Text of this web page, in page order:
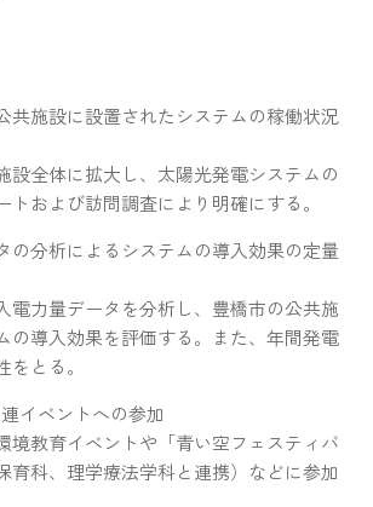
施設に設置されたシステムの稼働状況
設全体に拡大し、太陽光発電システムの
トおよび訪問調査により明確にする。
分析によるシステムの導入効果の定量
電力量データを分析し、豊橋市の公共施
の導入効果を評価する。また、年間発電
とる。
イベントへの参加
境教育イベントや「青い空フェスティバ
育科、理学療法学科と連携）などに参加